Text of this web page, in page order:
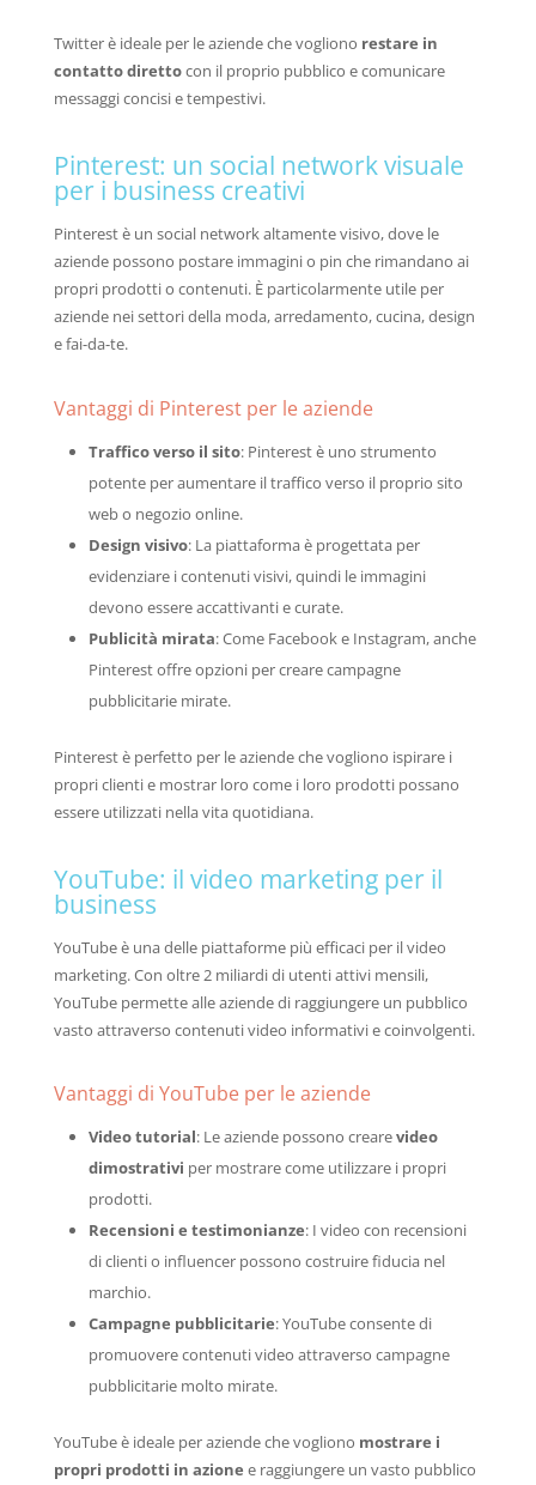
Twitter è ideale per le aziende che vogliono restare in
contatto direttocon il proprio pubblico e comunicare
messaggi concisi e tempestivi.
Pinterest: un social network visuale
per i business creativi
Pinterest è un social network altamente visivo, dove le
aziende possono postare immagini o pin che rimandano ai
propri prodotti o contenuti. È particolarmente utile per
aziende nei settori della moda, arredamento, cucina, design
e fai-da-te.
Vantaggi di Pinterest per le aziende
Traffico verso il sito: Pinterest è uno strumento
potente per aumentare il traffico verso il proprio sito
web o negozio online.
Design visivo: La piattaforma è progettata per
evidenziare i contenuti visivi, quindi le immagini
devono essere accattivanti e curate.
Publicità mirata: Come Facebook e Instagram, anche
Pinterest offre opzioni per creare campagne
pubblicitarie mirate.
Pinterest è perfetto per le aziende che vogliono ispirare i
propri clienti e mostrar loro come i loro prodotti possano
essere utilizzati nella vita quotidiana.
YouTube: il video marketing per il
business
YouTube è una delle piattaforme più efficaci per il video
marketing. Con oltre 2 miliardi di utenti attivi mensili,
YouTube permette alle aziende di raggiungere un pubblico
vasto attraverso contenuti video informativi e coinvolgenti.
Vantaggi di YouTube per le aziende
Video tutorial: Le aziende possono crearevideo
dimostrativi per mostrare come utilizzare i propri
prodotti.
Recensioni e testimonianze: I video con recensioni
di clienti o influencer possono costruire fiducia nel
marchio.
Campagne pubblicitarie: YouTube consente di
promuovere contenuti video attraverso campagne
pubblicitarie molto mirate.
YouTube è ideale per aziende che vogliono mostrare i
propri prodotti in azione e raggiungere un vasto pubblico